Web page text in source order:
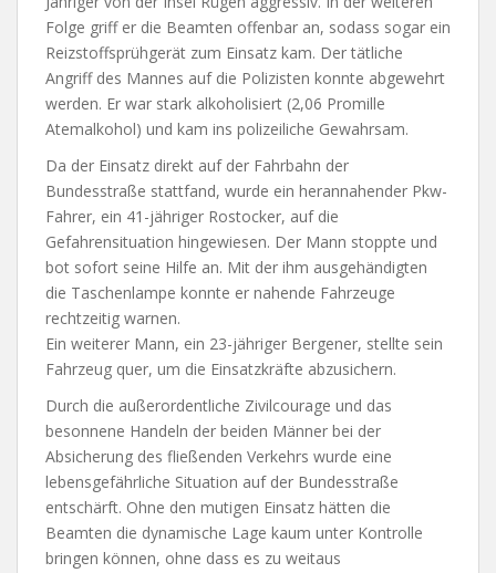
Folge griff er die Beamten offenbar an, sodass sogar ein
Reizstoffsprühgerät zum Einsatz kam. Der tätliche
Angriff des Mannes auf die Polizisten konnte abgewehrt
werden. Er war stark alkoholisiert (2,06 Promille
Atemalkohol) und kam ins polizeiliche Gewahrsam.
Da der Einsatz direkt auf der Fahrbahn der
Bundesstraße stattfand, wurde ein herannahender Pkw-
Fahrer, ein 41-jähriger Rostocker, auf die
Gefahrensituation hingewiesen. Der Mann stoppte und
bot sofort seine Hilfe an. Mit der ihm ausgehändigten
die Taschenlampe konnte er nahende Fahrzeuge
rechtzeitig warnen.
Ein weiterer Mann, ein 23-jähriger Bergener, stellte sein
Fahrzeug quer, um die Einsatzkräfte abzusichern.
Durch die außerordentliche Zivilcourage und das
besonnene Handeln der beiden Männer bei der
Absicherung des fließenden Verkehrs wurde eine
lebensgefährliche Situation auf der Bundesstraße
entschärft. Ohne den mutigen Einsatz hätten die
Beamten die dynamische Lage kaum unter Kontrolle
bringen können, ohne dass es zu weitaus